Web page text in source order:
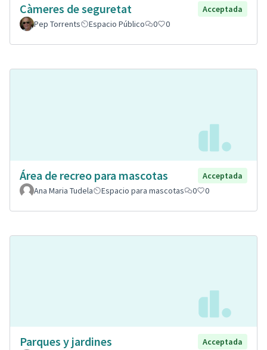
Càmeres de seguretat
Acceptada
Pep Torrents
Espacio Público 0 0
Área de recreo para mascotas
Acceptada
Ana Maria Tudela
Espacio para mascotas 0 0
Parques y jardines
Acceptada